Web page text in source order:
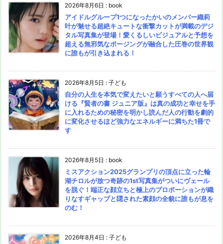
2026年8月6日 : book
アイドルグループ1つになったかいのメンバー織莉
叶が魅せる超絶キュートな衝撃カットが満載のデジ
タル写真集が登場！愛くるしいビジュアルと予想を
超える無邪気なポージングが融合した圧巻の世界観
に誰もが引き込まれる！
2026年8月5日 : 子ども
自分の人生を本気で変えたいと願うすべての人へ届
ける『賢者の書 ジュニア版』は真の成功と幸せを手
に入れるための秘密を明かし読んだ人の行動を劇的
に変化させるほど強力なエネルギーに満ちた1冊で
す
2026年8月5日 : book
ミスアクション2025グランプリの頂点に立った輪
湖チロルが放つ奇跡の1st写真集がついにヴェール
を脱ぐ！端正な顔立ちと極上のプロポーションが織
りなすギャップと隠された素顔の全貌に誰もが息を
のむ！
2026年8月4日 : 子ども